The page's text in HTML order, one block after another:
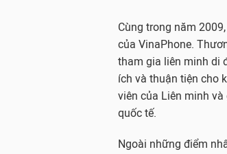
Cùng trong năm
của VinaPhone.
tham gia liên minh di
ích và thuận tiện cho
viên của Liên minh
quốc tế.
Ngoài những điểm